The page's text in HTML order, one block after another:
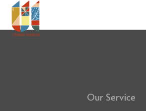
Our Service